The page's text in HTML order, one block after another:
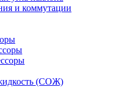
и коммутации
(СОЖ)